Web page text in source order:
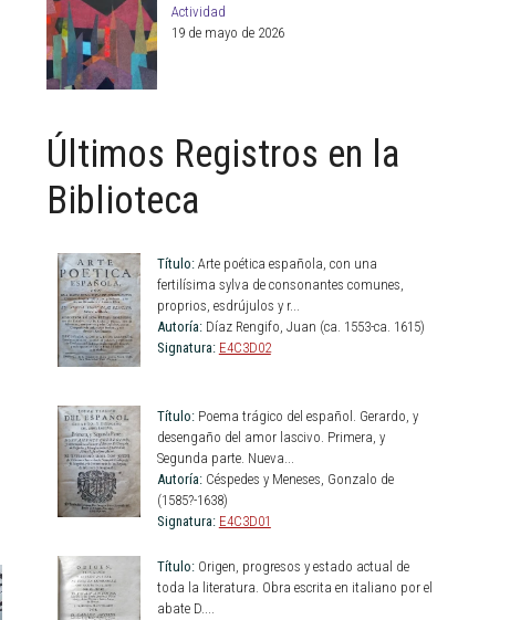
Actividad
19 de mayo de 2026
Últimos Registros en la
Biblioteca
Título:Arte poética española, con una
fertilísima sylva de consonantes comunes,
proprios, esdrújulos y r...
Autoría:Díaz Rengifo, Juan (ca. 1553-ca. 1615)
Signatura: E4C3D02
Título:Poema trágico del español. Gerardo, y
desengaño del amor lascivo. Primera, y
Segunda parte. Nueva...
Autoría:Céspedes y Meneses, Gonzalo de
(1585?-1638)
Signatura: E4C3D01
Título:Origen, progresos y estado actual de
toda la literatura. Obra escrita en italiano por el
abate D....